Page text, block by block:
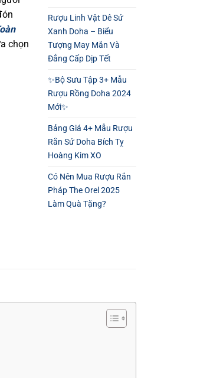
chọn
Rượu Linh Vật Dê Sứ
Xanh Doha – Biểu
Tượng May Mắn Và
Đẳng Cấp Dịp Tết
✨Bộ Sưu Tập 3+ Mẫu
Rượu Rồng Doha 2024
Mới✨
Bảng Giá 4+ Mẫu Rượu
Rắn Sứ Doha Bích Tỵ
Hoàng Kim XO
Có Nên Mua Rượu Rắn
Pháp The Orel 2025
Làm Quà Tặng?